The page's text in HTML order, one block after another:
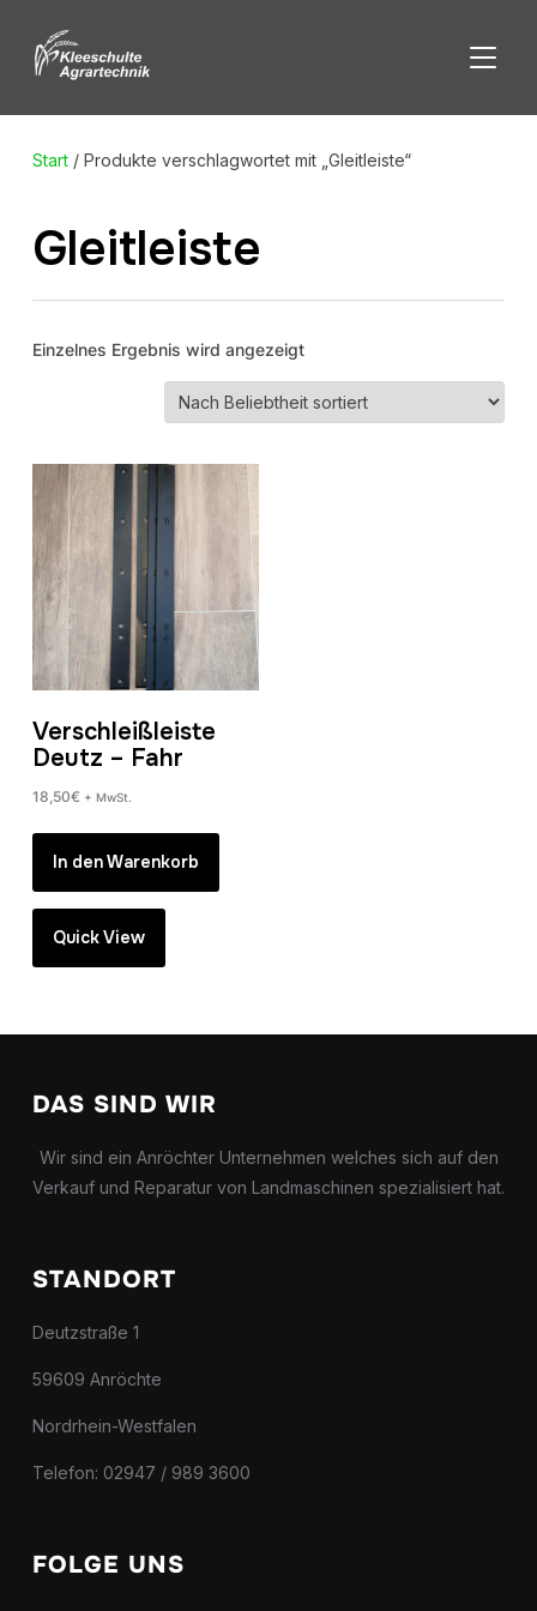
Start/ Produkte verschlagwortet mit „Gleitleiste“
Gleitleiste
Einzelnes Ergebnis wird angezeigt
Verschleißleiste
Deutz – Fahr
18,50€ + MwSt.
In den Warenkorb
Quick View
DAS SIND WIR
Wir sind ein Anröchter Unternehmen welches sich auf den
Verkauf und Reparatur von Landmaschinen spezialisiert hat.
STANDORT
Deutzstraße 1
59609 Anröchte
Nordrhein-Westfalen
Telefon: 02947 / 989 3600
FOLGE UNS